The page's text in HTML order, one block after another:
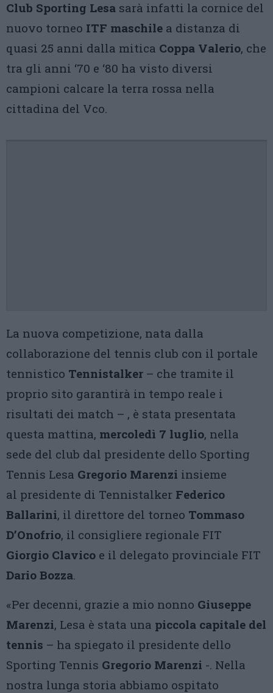
Club Sporting Lesa sarà infatti la cornice del
nuovo torneo ITF maschile a distanza di
quasi 25 anni dalla mitica Coppa Valerio, che
tra gli anni ‘70 e ‘80 ha visto diversi
campioni calcare la terra rossa nella
cittadina del Vco.
La nuova competizione, nata dalla
collaborazione del tennis club con il portale
tennistico Tennistalker – che tramite il
proprio sito garantirà in tempo reale i
risultati dei match – , è stata presentata
questa mattina, mercoledì 7 luglio, nella
sede del club dal presidente dello Sporting
Tennis Lesa Gregorio Marenzi insieme
al presidente di Tennistalker Federico
Ballarini, il direttore del torneo Tommaso
D’Onofrio, il consigliere regionale FIT
Giorgio Clavico e il delegato provinciale FIT
Dario Bozza.
«Per decenni, grazie a mio nonno Giuseppe
Marenzi, Lesa è stata una piccola capitale del
tennis – ha spiegato il presidente dello
Sporting Tennis Gregorio Marenzi -. Nella
nostra lunga storia abbiamo ospitato